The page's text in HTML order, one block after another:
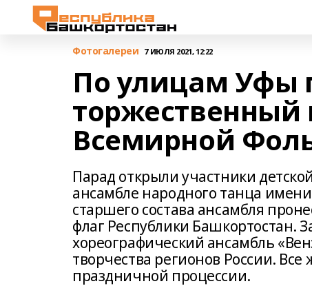
Фотогалереи 7 ИЮЛЯ 2021, 12:22
По улицам Уфы
торжественный
Всемирной
Парад открыли участники
ансамбле народного танца
старшего состава ансамбля
флаг Республики
хореографический ансамбль
творчества регионов России.
праздничной процессии.